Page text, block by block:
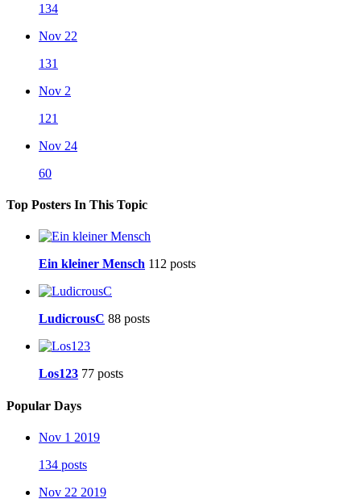
134
Nov 22
131
Nov 2
121
Nov 24
60
Top Posters In This Topic
Ein kleiner Mensch 112 posts
LudicrousC 88 posts
Los123 77 posts
Popular Days
Nov 1 2019
134 posts
Nov 22 2019